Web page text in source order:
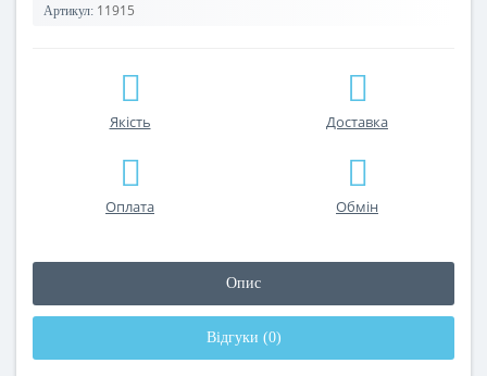
Артикул: 11915
Якість Доставка
Оплата Обмін
Опис
Відгуки (0)